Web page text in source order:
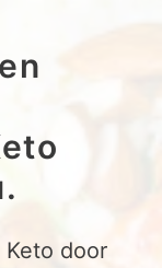
door